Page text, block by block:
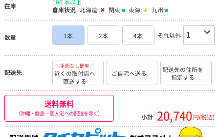
在庫
倉庫状況 北海道: 関東: 東海: 九州:
数量 1本 2本 4本 それ以外
配送先
＼手間なし簡単／
近くの取付店へ
直送する
ご自宅へ送る
配送先の住所を
指定する
送料無料
（沖縄・離島・個人宅への配送を除く） 小計 20,740 円(税込)